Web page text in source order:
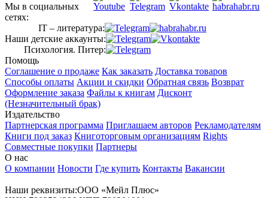
Мы в социальных
сетях:
IT – литература:
Наши детские аккаунты:
Психология. Питер:
Помощь
Соглашение о продаже Как заказать Доставка товаров
Способы оплаты Акции и скидки Обратная связь Возврат
Оформление заказа Файлы к книгам Дисконт
(Незначительный брак)
Издательство
Партнерская программа Приглашаем авторов Рекламодателям
Книги под заказ Книготорговым организациям Rights
Совместные покупки Партнеры
О нас
О компании Новости Где купить Контакты Вакансии
Наши реквизиты:ООО «Мейл Плюс»